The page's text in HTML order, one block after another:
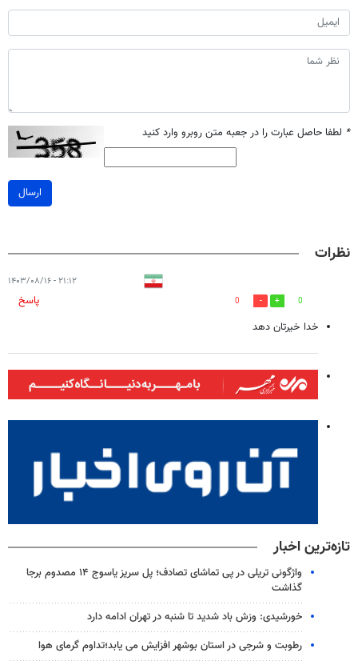
* لطفا حاصل عبارت را در جعبه متن روبرو وارد کنید
ارسال
نظرات
۲۱:۱۲ - ۱۴۰۳/۰۸/۱۶
0
0
پاسخ
خدا خیرتان دهد
تازه‌ترین اخبار
واژگونی تریلی در پی تماشای تصادف؛ پل سریز یاسوج ۱۴ مصدوم برجا
گذاشت
خورشیدی: وزش باد شدید تا شنبه در تهران ادامه دارد
رطوبت و شرجی در استان بوشهر افزایش می یابد؛تداوم گرمای هوا